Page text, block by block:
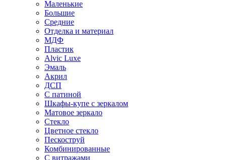
Маленькие
Большие
Средние
Отделка и материал
МДФ
Пластик
Alvic Luxe
Эмаль
Акрил
ДСП
С патиной
Шкафы-купе с зеркалом
Матовое зеркало
Стекло
Цветное стекло
Пескоструй
Комбинированные
С витражами